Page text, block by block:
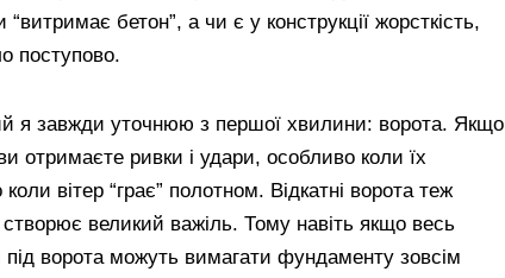
бетон”, а чи є у конструкції жорсткість,
поступово.
я завжди уточнюю з першої хвилини: ворота. Якщо
отримаєте ривки і удари, особливо коли їх
вітер “грає” полотном. Відкатні ворота теж
створює великий важіль. Тому навіть якщо весь
під ворота можуть вимагати фундаменту зовсім